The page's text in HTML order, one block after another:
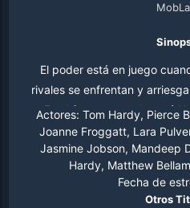
El poder está en juego
rivales se enfrentan y
En el fuego cruzado está
"solucionador" que sabe
cuando las fuerzas
Actores: Tom Hardy, Pierce
Joanne Froggatt, Lara
Jasmine Jobson, Mandeep
Hardy, Matthew
Fecha de
Otros